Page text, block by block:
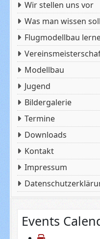
Wir stellen uns vor
Was man wissen
Flugmodellbau
Modellbau
Jugend
Bildergalerie
Termine
Downloads
Kontakt
Impressum
Events